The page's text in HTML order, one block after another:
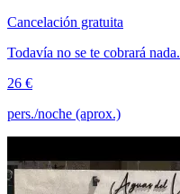
Cancelación gratuita
Todavía no se te cobrará nada.
26 €
pers./noche (aprox.)